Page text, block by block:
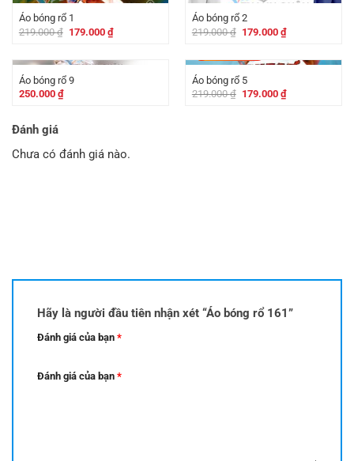
179.000 ₫.
Áo bóng rổ 1
219.000₫ Giá
219.000 ₫.
179.000 ₫Giá
hiện
là:
179.000 ₫.
Áo bóng rổ 2
219.000₫ Giá
219.000 ₫.
179.000 ₫Giá
hiện
là:
179.000 ₫.
Áo bóng rổ 9
250.000 ₫
Áo bóng rổ 5
219.000₫ Giá
179.000 ₫Giá
hiện
Đánh giá
Chưa có đánh giá nào.
Hãy là người đầu tiên nhận xét “Áo bóng rổ 161”
Đánh giá của bạn *
Đánh giá của bạn *